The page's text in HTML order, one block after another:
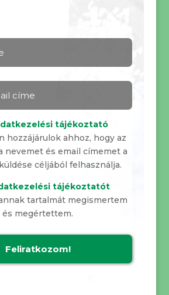
tájékoztató
hozzájárulok ahhoz, hogy az
nevemet és email címemet a
céljából felhasználja.
tájékoztatót
tartalmát megismertem
és megértettem.